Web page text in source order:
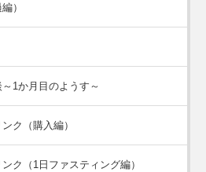
）
1か月目のようす～
ク（購入編）
ク（1日ファスティング編）